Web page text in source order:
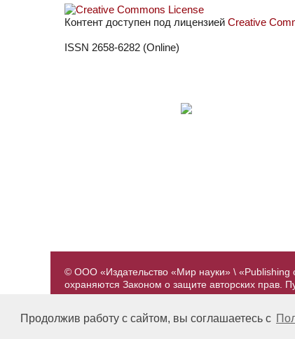
Продолжив работу с сайтом, вы соглашаетесь с
Контент доступен под лицензией Creative
ISSN 2658-6282 (Online)
© ООО «Издательство «Мир науки» \
охраняются Законом о защите авторских прав.
предварительного согласования с